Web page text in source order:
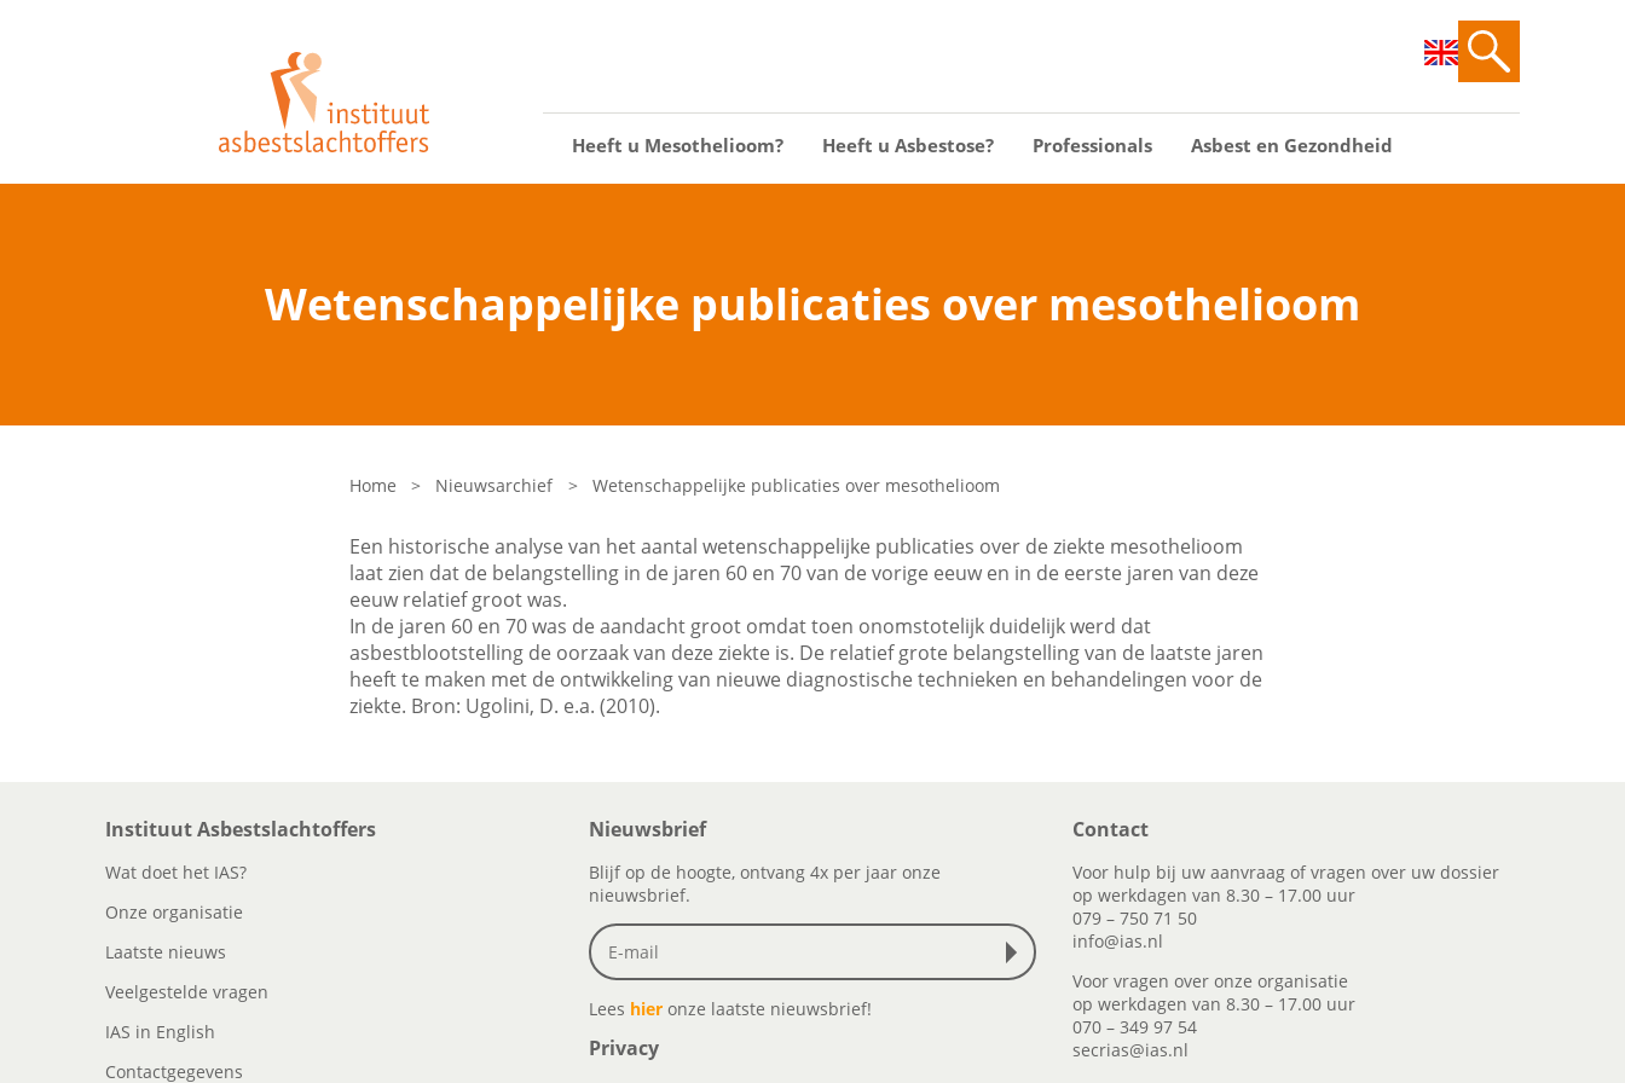
Heeft u Mesothelioom? Heeft u Asbestose? Professionals Asbest en Gezondheid
Wetenschappelijke publicaties over mesothelioom
Home > Nieuwsarchief > Wetenschappelijke publicaties over mesothelioom
Een historische analyse van het aantal wetenschappelijke publicaties over de ziekte mesothelioom
laat zien dat de belangstelling in de jaren 60 en 70 van de vorige eeuw en in de eerste jaren van deze
eeuw relatief groot was.
In de jaren 60 en 70 was de aandacht groot omdat toen onomstotelijk duidelijk werd dat
asbestblootstelling de oorzaak van deze ziekte is. De relatief grote belangstelling van de laatste jaren
heeft te maken met de ontwikkeling van nieuwe diagnostische technieken en behandelingen voor de
ziekte. Bron: Ugolini, D. e.a. (2010).
Instituut Asbestslachtoffers
Wat doet het IAS?
Onze organisatie
Laatste nieuws
Veelgestelde vragen
IAS in English
Contactgegevens
Nieuwsbrief
Blijf op de hoogte, ontvang 4x per jaar onze
nieuwsbrief.
Lees hier onze laatste nieuwsbrief!
Privacy
Contact
Voor hulp bij uw aanvraag of vragen over uw dossier
op werkdagen van 8.30 – 17.00 uur
079 – 750 71 50
info@ias.nl
Voor vragen over onze organisatie
op werkdagen van 8.30 – 17.00 uur
070 – 349 97 54
secrias@ias.nl